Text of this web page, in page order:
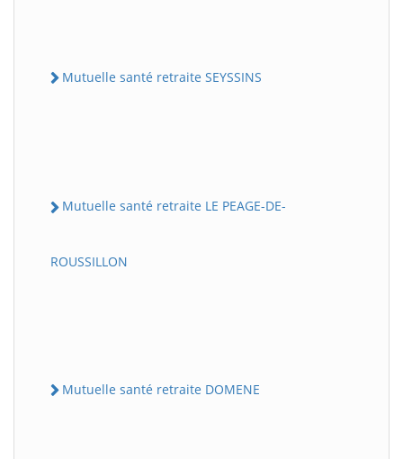
Mutuelle santé retraite SEYSSINS
Mutuelle santé retraite LE PEAGE-DE-
ROUSSILLON
Mutuelle santé retraite DOMENE